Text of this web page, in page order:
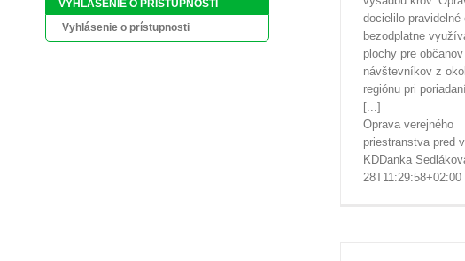
docielilo pravidelné
bezodplatne
plochy pre
návštevníkov z
regiónu pri
[...]
Oprava verejného
priestranstva pred
KDDanka
28T11:29:58+02:00
VYHLÁSENIE O PRÍSTUPNOSTI
Vyhlásenie o prístupnosti